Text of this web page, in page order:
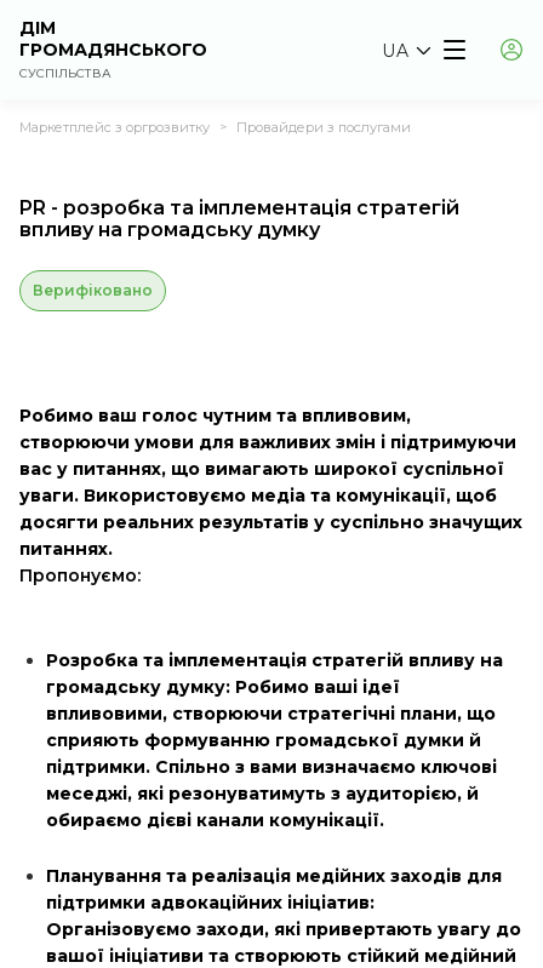
ДІМ
ГРОМАДЯНСЬКОГО
СУСПІЛЬСТВА
UA
Маркетплейс з оргрозвитку > Провайдери з послугами
PR - розробка та імплементація стратегій
впливу на громадську думку
Верифіковано
Робимо ваш голос чутним та впливовим,
створюючи умови для важливих змін і підтримуючи
вас у питаннях, що вимагають широкої суспільної
уваги. Використовуємо медіа та комунікації, щоб
досягти реальних результатів у суспільно значущих
питаннях.
Пропонуємо:
Розробка та імплементація стратегій впливу на
громадську думку: Робимо ваші ідеї
впливовими, створюючи стратегічні плани, що
сприяють формуванню громадської думки й
підтримки. Спільно з вами визначаємо ключові
меседжі, які резонуватимуть з аудиторією, й
обираємо дієві канали комунікації.
Планування та реалізація медійних заходів для
підтримки адвокаційних ініціатив:
Організовуємо заходи, які привертають увагу до
вашої ініціативи та створюють стійкий медійний